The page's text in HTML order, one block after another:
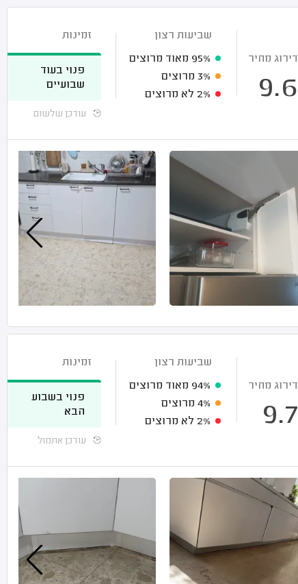
דירוג מחיר
9.6
שביעות רצון
95% מאוד מרוצים
3% מרוצים
2% לא מרוצים
זמינות
פנוי בעוד
שבועיים
עודכן שלשום
דירוג מחיר
9.7
שביעות רצון
94% מאוד מרוצים
4% מרוצים
2% לא מרוצים
זמינות
פנוי בשבוע
הבא
עודכן אתמול